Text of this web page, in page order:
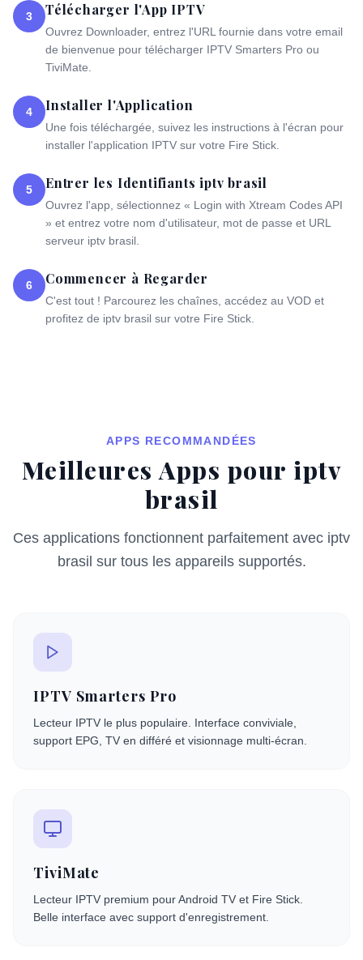
3 Télécharger l'App IPTV
Ouvrez Downloader, entrez l'URL fournie dans votre email
de bienvenue pour télécharger IPTV Smarters Pro ou
TiviMate.
4 Installer l'Application
Une fois téléchargée, suivez les instructions à l'écran pour
installer l'application IPTV sur votre Fire Stick.
5 Entrer les Identifiants iptv brasil
Ouvrez l'app, sélectionnez « Login with Xtream Codes API
» et entrez votre nom d'utilisateur, mot de passe et URL
serveur iptv brasil.
6 Commencer à Regarder
C'est tout ! Parcourez les chaînes, accédez au VOD et
profitez de iptv brasil sur votre Fire Stick.
APPS RECOMMANDÉES
Meilleures Apps pour iptv
brasil
Ces applications fonctionnent parfaitement avec iptv
brasil sur tous les appareils supportés.
IPTV Smarters Pro
Lecteur IPTV le plus populaire. Interface conviviale,
support EPG, TV en différé et visionnage multi-écran.
TiviMate
Lecteur IPTV premium pour Android TV et Fire Stick.
Belle interface avec support d'enregistrement.